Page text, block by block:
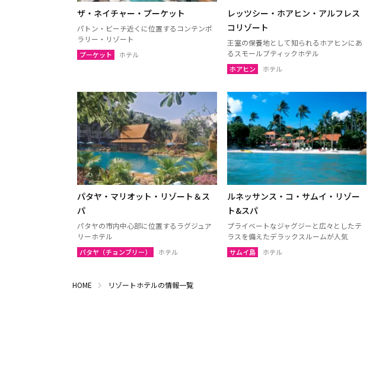
スラーターニー
ザ・ネイチャー・プーケット
パトン・ビーチ近くに位置するコンテンポ
ラリー・リゾート
プーケット ホテル
レッツシー・ホアヒン・アルフレス
コリゾート
王室の保養地として知られるホアヒンにあ
るスモールブティックホテル
ホアヒン ホテル
パタヤ・マリオット・リゾート＆ス
パ
パタヤの市内中心部に位置するラグジュア
リーホテル
パタヤ（チョンブリー） ホテル
ルネッサンス・コ・サムイ・リゾー
ト&スパ
プライベートなジャグジーと広々としたテ
ラスを備えたデラックスルームが人気
サムイ島 ホテル
HOME リゾートホテルの情報一覧